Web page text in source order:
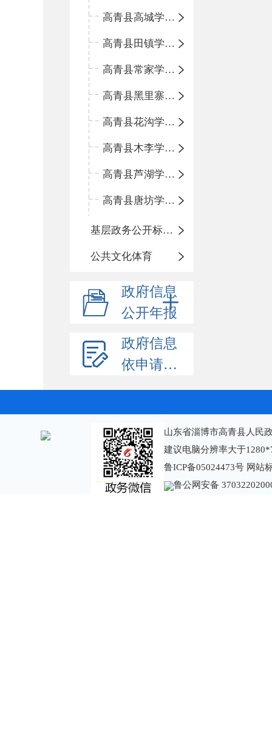
高青县高城学区中心小学
高青县田镇学区中心小学
高青县常家学区中心小学
高青县黑里寨学区中心小学
高青县花沟学区中心小学
高青县木李学区中心小学
高青县芦湖学区中心小学
高青县唐坊学区中心小学
基层政务公开标准化规范化
公共文化体育
政府信息
公开年报
政府信息
依申请公开
山东省淄博市高青县人民
建议电脑分辨率大于
鲁ICP备05024473号 网站
鲁公网安备